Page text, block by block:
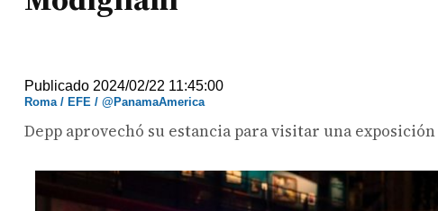
Publicado 2024/02/22 11:45:00
Roma / EFE / @PanamaAmerica
Depp aprovechó su estancia para visitar una